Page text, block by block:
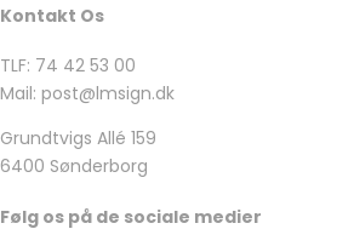
Kontakt Os
TLF: 74 42 53 00
Mail: post@lmsign.dk
Grundtvigs Allé 159
6400 Sønderborg
Følg os på de sociale medier